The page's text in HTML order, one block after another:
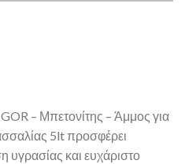
– Μπετονίτης – Άμμος για
5lt προσφέρει
και ευχάριστο